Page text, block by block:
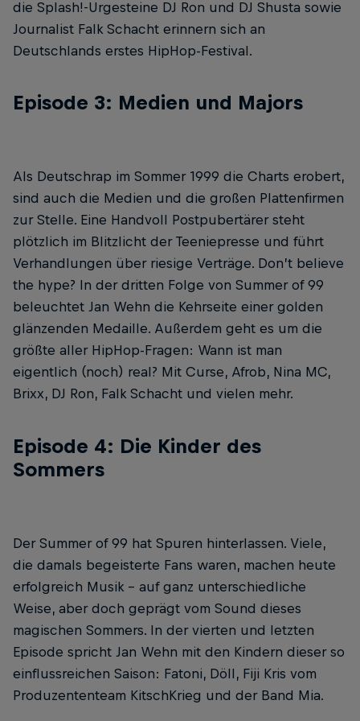
die Splash!-Urgesteine DJ Ron und DJ Shusta sowie
Journalist Falk Schacht erinnern sich an
Deutschlands erstes HipHop-Festival.
Episode 3: Medien und Majors
Als Deutschrap im Sommer 1999 die Charts erobert,
sind auch die Medien und die großen Plattenfirmen
zur Stelle. Eine Handvoll Postpubertärer steht
plötzlich im Blitzlicht der Teeniepresse und führt
Verhandlungen über riesige Verträge. Don’t believe
the hype? In der dritten Folge von Summer of 99
beleuchtet Jan Wehn die Kehrseite einer golden
glänzenden Medaille. Außerdem geht es um die
größte aller HipHop-Fragen: Wann ist man
eigentlich (noch) real? Mit Curse, Afrob, Nina MC,
Brixx, DJ Ron, Falk Schacht und vielen mehr.
Episode 4: Die Kinder des
Sommers
Der Summer of 99 hat Spuren hinterlassen. Viele,
die damals begeisterte Fans waren, machen heute
erfolgreich Musik – auf ganz unterschiedliche
Weise, aber doch geprägt vom Sound dieses
magischen Sommers. In der vierten und letzten
Episode spricht Jan Wehn mit den Kindern dieser so
einflussreichen Saison: Fatoni, Döll, Fiji Kris vom
Produzententeam KitschKrieg und der Band Mia.